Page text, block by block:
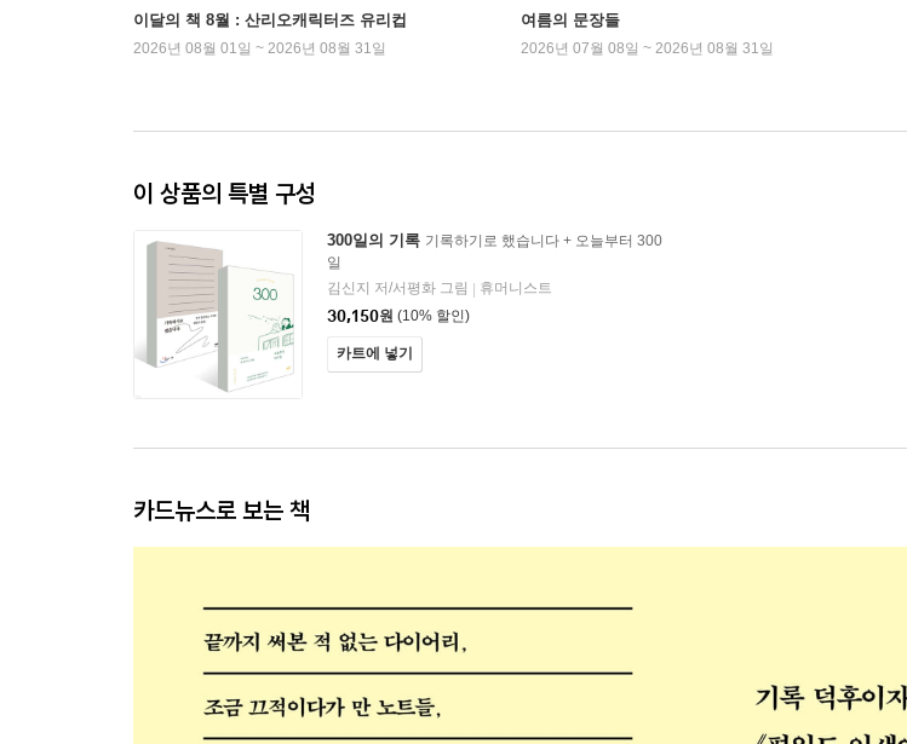
이달의 책 8월 : 산리오캐릭터즈 유리컵
2026년 08월 01일 ~ 2026년 08월 31일
여름의 문장들
2026년 07월 08일 ~ 2026년 08월 31일
이 상품의 특별 구성
300일의 기록 기록하기로 했습니다 + 오늘부터 300
일
김신지 저/서평화 그림
휴머니스트
30,150원 (10% 할인)
카트에 넣기
카드뉴스로 보는 책